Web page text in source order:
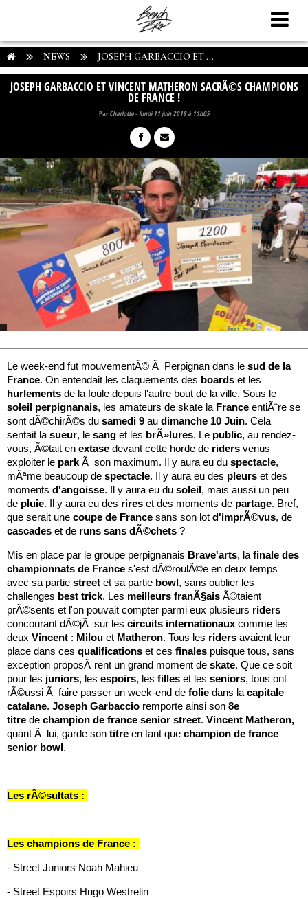
NEWS JOSEPH GARBACCIO ET ...
JOSEPH GARBACCIO ET VINCENT MATHERON SACRÃ©S CHAMPIONS
DE FRANCE !
ParCharlotte-lundi 11 juin 2018 à 11h05
Le week-end fut mouvementÃ© Ã Perpignan dans le sud de la
France. On entendait les claquements des boards et les
hurlements de la foule depuis l'autre bout de la ville. Sous le
soleil perpignanais, les amateurs de skate la France entiÃ¨re se
sont dÃ©chirÃ©s du samedi 9 au dimanche 10 Juin. Cela
sentait la sueur, le sang et les brÃ»lures. Le public, au rendez-
vous, Ã©tait en extase devant cette horde de riders venus
exploiter le park Ã son maximum. Il y aura eu du spectacle,
mÃªme beaucoup de spectacle. Il y aura eu des pleurs et des
moments d'angoisse. Il y aura eu du soleil, mais aussi un peu
de pluie. Il y aura eu des rires et des moments de partage. Bref,
que serait une coupe de France sans son lot d'imprÃ©vus, de
cascades et de runs sans dÃ©chets ?
Mis en place par le groupe perpignanais Brave'arts, la finale des
championnats de France s'est dÃ©roulÃ©e en deux temps
avec sa partie street et sa partie bowl, sans oublier les
challenges best trick. Les meilleurs franÃ§ais Ã©taient
prÃ©sents et l'on pouvait compter parmi eux plusieurs riders
concourant dÃ©jÃ sur les circuits internationaux comme les
deux Vincent : Milou et Matheron. Tous les riders avaient leur
place dans ces qualifications et ces finales puisque tous, sans
exception proposÃ¨rent un grand moment de skate. Que ce soit
pour les juniors, les espoirs, les filles et les seniors, tous ont
rÃ©ussi Ã faire passer un week-end de folie dans la capitale
catalane. Joseph Garbaccio remporte ainsi son 8e
titre de champion de france senior street. Vincent Matheron,
quant Ã lui, garde son titre en tant que champion de france
senior bowl.
Les rÃ©sultats :
Les champions de France :
- Street Juniors Noah Mahieu
- Street Espoirs Hugo Westrelin